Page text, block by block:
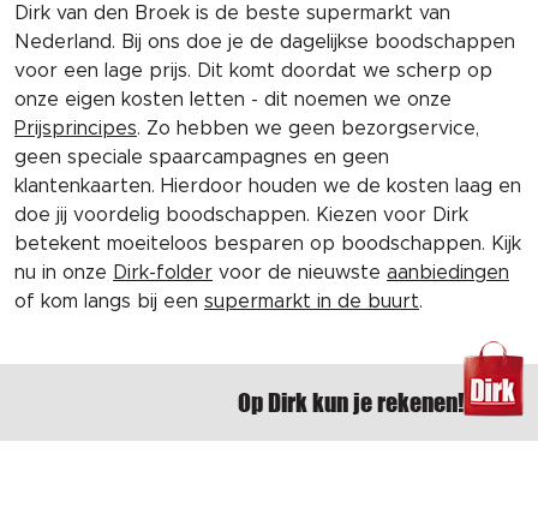
Dirk van den Broek is de beste supermarkt van
Nederland. Bij ons doe je de dagelijkse boodschappen
voor een lage prijs. Dit komt doordat we scherp op
onze eigen kosten letten - dit noemen we onze
Prijsprincipes. Zo hebben we geen bezorgservice,
geen speciale spaarcampagnes en geen
klantenkaarten. Hierdoor houden we de kosten laag en
doe jij voordelig boodschappen. Kiezen voor Dirk
betekent moeiteloos besparen op boodschappen. Kijk
nu in onze Dirk-folder voor de nieuwste aanbiedingen
of kom langs bij een supermarkt in de buurt.
Op Dirk kun je rekenen!